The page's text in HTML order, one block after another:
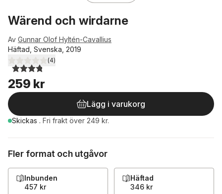
Wärend och wirdarne
Av Gunnar Olof Hyltén-Cavallius
Häftad, Svenska, 2019
3,8utav 5 stjärnor. Totalt antal röster:
(4)
259 kr
Lägg i varukorg
Skickas . Fri frakt över 249 kr.
Fler format och utgåvor
Inbunden
457 kr
Häftad
346 kr